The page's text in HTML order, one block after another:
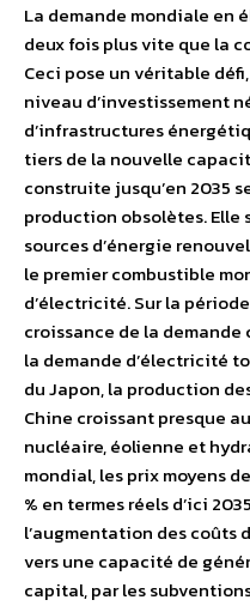
La demande mondiale en
deux fois plus vite que la
Ceci pose un véritable
niveau d’investissement
d’infrastructures
tiers de la nouvelle
construite jusqu’en 2035
production obsolètes. Elle
sources d’énergie
le premier combustible
d’électricité. Sur la
croissance de la
la demande d’électricité
du Japon, la production
Chine croissant presque
nucléaire, éolienne et
mondial, les prix moyens
% en termes réels d’ici
l’augmentation des coûts
vers une capacité de
capital, par les